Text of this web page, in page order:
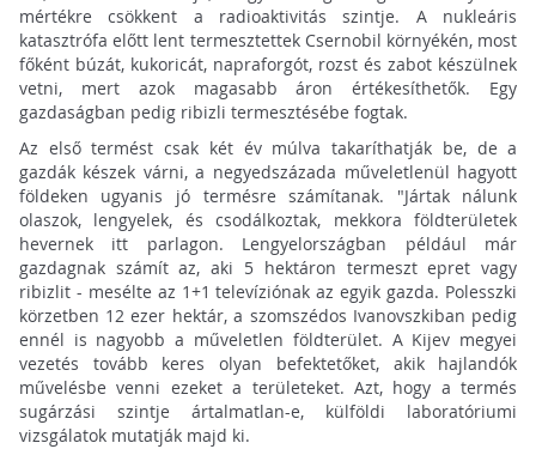
mértékre csökkent a radioaktivitás szintje. A nukleáris
katasztrófa előtt lent termesztettek Csernobil környékén, most
főként búzát, kukoricát, napraforgót, rozst és zabot készülnek
vetni, mert azok magasabb áron értékesíthetők. Egy
gazdaságban pedig ribizli termesztésébe fogtak.
Az első termést csak két év múlva takaríthatják be, de a
gazdák készek várni, a negyedszázada műveletlenül hagyott
földeken ugyanis jó termésre számítanak. "Jártak nálunk
olaszok, lengyelek, és csodálkoztak, mekkora földterületek
hevernek itt parlagon. Lengyelországban például már
gazdagnak számít az, aki 5 hektáron termeszt epret vagy
ribizlit - mesélte az 1+1 televíziónak az egyik gazda. Polesszki
körzetben 12 ezer hektár, a szomszédos Ivanovszkiban pedig
ennél is nagyobb a műveletlen földterület. A Kijev megyei
vezetés tovább keres olyan befektetőket, akik hajlandók
művelésbe venni ezeket a területeket. Azt, hogy a termés
sugárzási szintje ártalmatlan-e, külföldi laboratóriumi
vizsgálatok mutatják majd ki.